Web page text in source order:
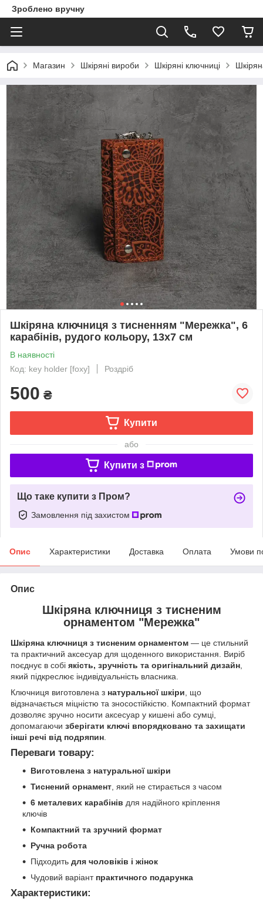
Зроблено вручну
Магазин Шкіряні вироби Шкіряні ключниці
Шкіряна ключниця з тисненням "Мережка", 6
карабінів, рудого кольору, 13х7 см
В наявності
Код: key holder [foxy]
Роздріб
500 ₴
Купити
або
Купити з
Що таке купити з Пром?
Замовлення під захистом
Опис Характеристики Доставка Оплата Умови
Опис
Шкіряна ключниця з тисненим
орнаментом "Мережка"
Шкіряна ключниця з тисненим орнаментом — це стильний
та практичний аксесуар для щоденного використання. Виріб
поєднує в собі якість, зручність та оригінальний дизайн,
який підкреслює індивідуальність власника.
Ключниця виготовлена з натуральної шкіри, що
відзначається міцністю та зносостійкістю. Компактний формат
дозволяє зручно носити аксесуар у кишені або сумці,
допомагаючи зберігати ключі впорядковано та захищати
інші речі від подряпин.
Переваги товару:
Виготовлена з натуральної шкіри
Тиснений орнамент, який не стирається з часом
6 металевих карабінів для надійного кріплення
ключів
Компактний та зручний формат
Ручна робота
Підходить для чоловіків і жінок
Чудовий варіант практичного подарунка
Характеристики: